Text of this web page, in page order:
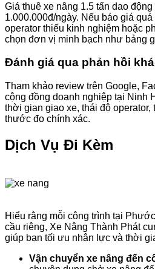
Giá thuê xe nâng 1.5 tấn dao
1.000.000đ/ngày. Nếu báo giá
operator thiếu kinh nghiệm hoặc
chọn đơn vị minh bạch như bảng
Đánh giá qua phản hồi
Tham khảo review trên Google,
cộng đồng doanh nghiệp tại Ninh
thời gian giao xe, thái độ operator,
thước đo chính xác.
Dịch Vụ Đi Kèm
Hiểu rằng mỗi công trình tại
cầu riêng, Xe Nâng Thành Phát
giúp bạn tối ưu nhân lực và thời
Vận chuyển xe nâng đến